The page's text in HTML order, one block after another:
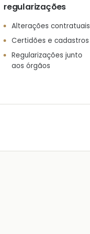
regularizações
Alterações contratuais
Certidões e cadastros
Regularizações junto
aos órgãos